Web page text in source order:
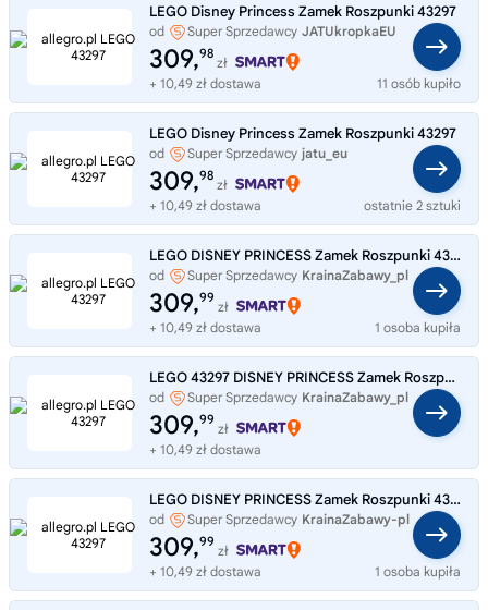
LEGO Disney Princess Zamek Roszpunki 43297
od Super Sprzedawcy JATUkropkaEU
309,98
zł
+ 10,49 zł dostawa
11 osób kupiło
LEGO Disney Princess Zamek Roszpunki 43297
od Super Sprzedawcy jatu_eu
309,98
zł
+ 10,49 zł dostawa
ostatnie 2 sztuki
LEGO DISNEY PRINCESS Zamek Roszpunki 43297
od Super Sprzedawcy KrainaZabawy_pl
309,99
zł
+ 10,49 zł dostawa
1 osoba kupiła
LEGO 43297 DISNEY PRINCESS Zamek Roszpunki
od Super Sprzedawcy KrainaZabawy_pl
309,99
zł
+ 10,49 zł dostawa
LEGO DISNEY PRINCESS Zamek Roszpunki 43297
od Super Sprzedawcy KrainaZabawy-pl
309,99
zł
+ 10,49 zł dostawa
1 osoba kupiła